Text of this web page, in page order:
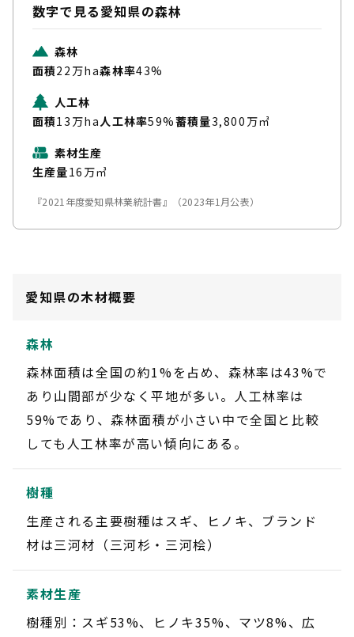
数字で見る愛知県の森林
森林
面積22万ha森林率43%
人工林
面積13万ha 人工林率59%蓄積量3,800万㎥
素材生産
生産量16万㎥
『2021年度愛知県林業統計書』（2023年1月公表）
愛知県の木材概要
森林
森林面積は全国の約1%を占め、森林率は43%で
あり山間部が少なく平地が多い。人工林率は
59%であり、森林面積が小さい中で全国と比較
しても人工林率が高い傾向にある。
樹種
生産される主要樹種はスギ、ヒノキ、ブランド
材は三河材（三河杉・三河桧）
素材生産
樹種別：スギ53%、ヒノキ35%、マツ8%、広